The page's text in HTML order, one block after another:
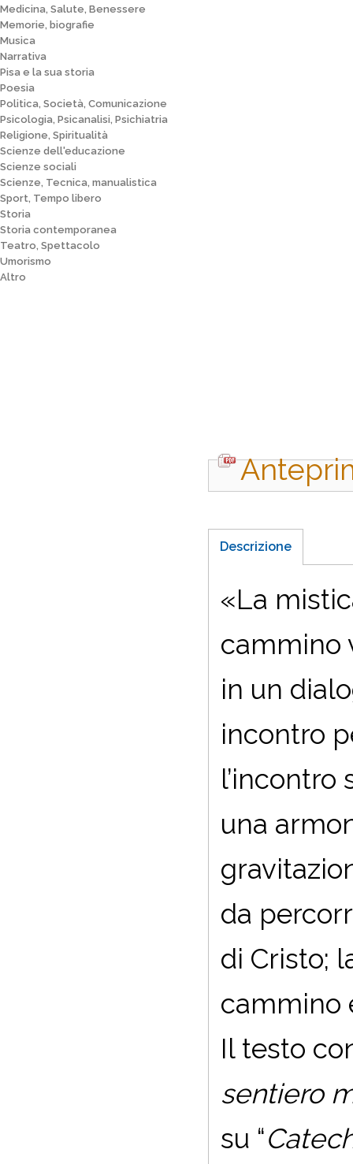
Medicina, Salute, Benessere
Memorie, biografie
Musica
Narrativa
Pisa e la sua storia
Poesia
Politica, Società, Comunicazione
Psicologia, Psicanalisi, Psichiatria
Religione, Spiritualità
Scienze dell'educazione
Scienze sociali
Scienze, Tecnica, manualistica
Sport, Tempo libero
Storia
Storia contemporanea
Teatro, Spettacolo
Umorismo
Altro
Descrizione
«La
cammino
in un
incontro
una
da
di Cristo;
cammino
Il testo
sentiero
su “